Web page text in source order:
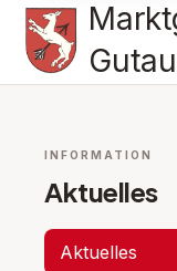
Gutau
INFORMATION
Aktuelles
Aktuelles